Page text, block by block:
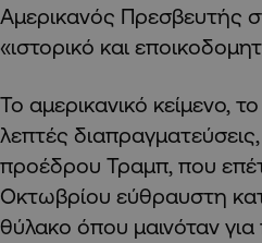
Αμερικανός Πρεσβευτής
«ιστορικό και
Το αμερικανικό κείμενο,
λεπτές
προέδρου Τραμπ, που
Οκτωβρίου εύθραυστη
θύλακο όπου μαινόταν